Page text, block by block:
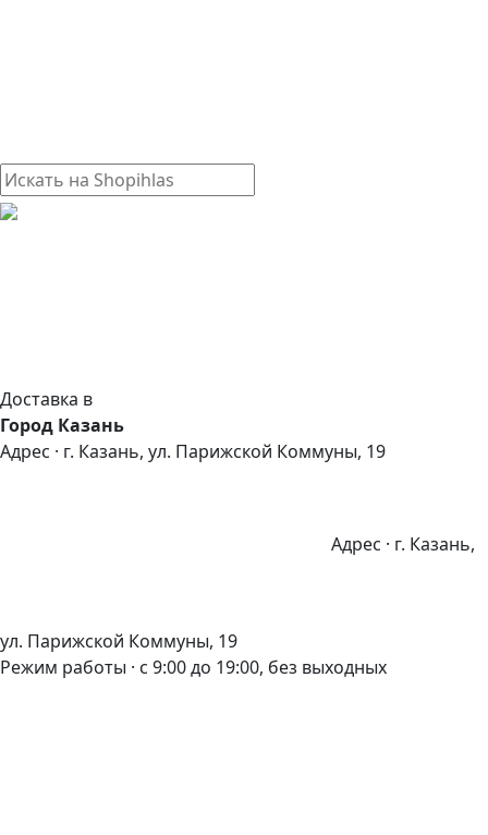
Доставка в
Город Казань
Адрес · г. Казань, ул. Парижской Коммуны, 19
Адрес · г. Казань,
ул. Парижской Коммуны, 19
Режим работы · с 9:00 до 19:00, без выходных